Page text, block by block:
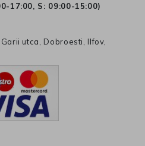
17:00, S: 09:00-15:00)
utca, Dobroesti, Ilfov,